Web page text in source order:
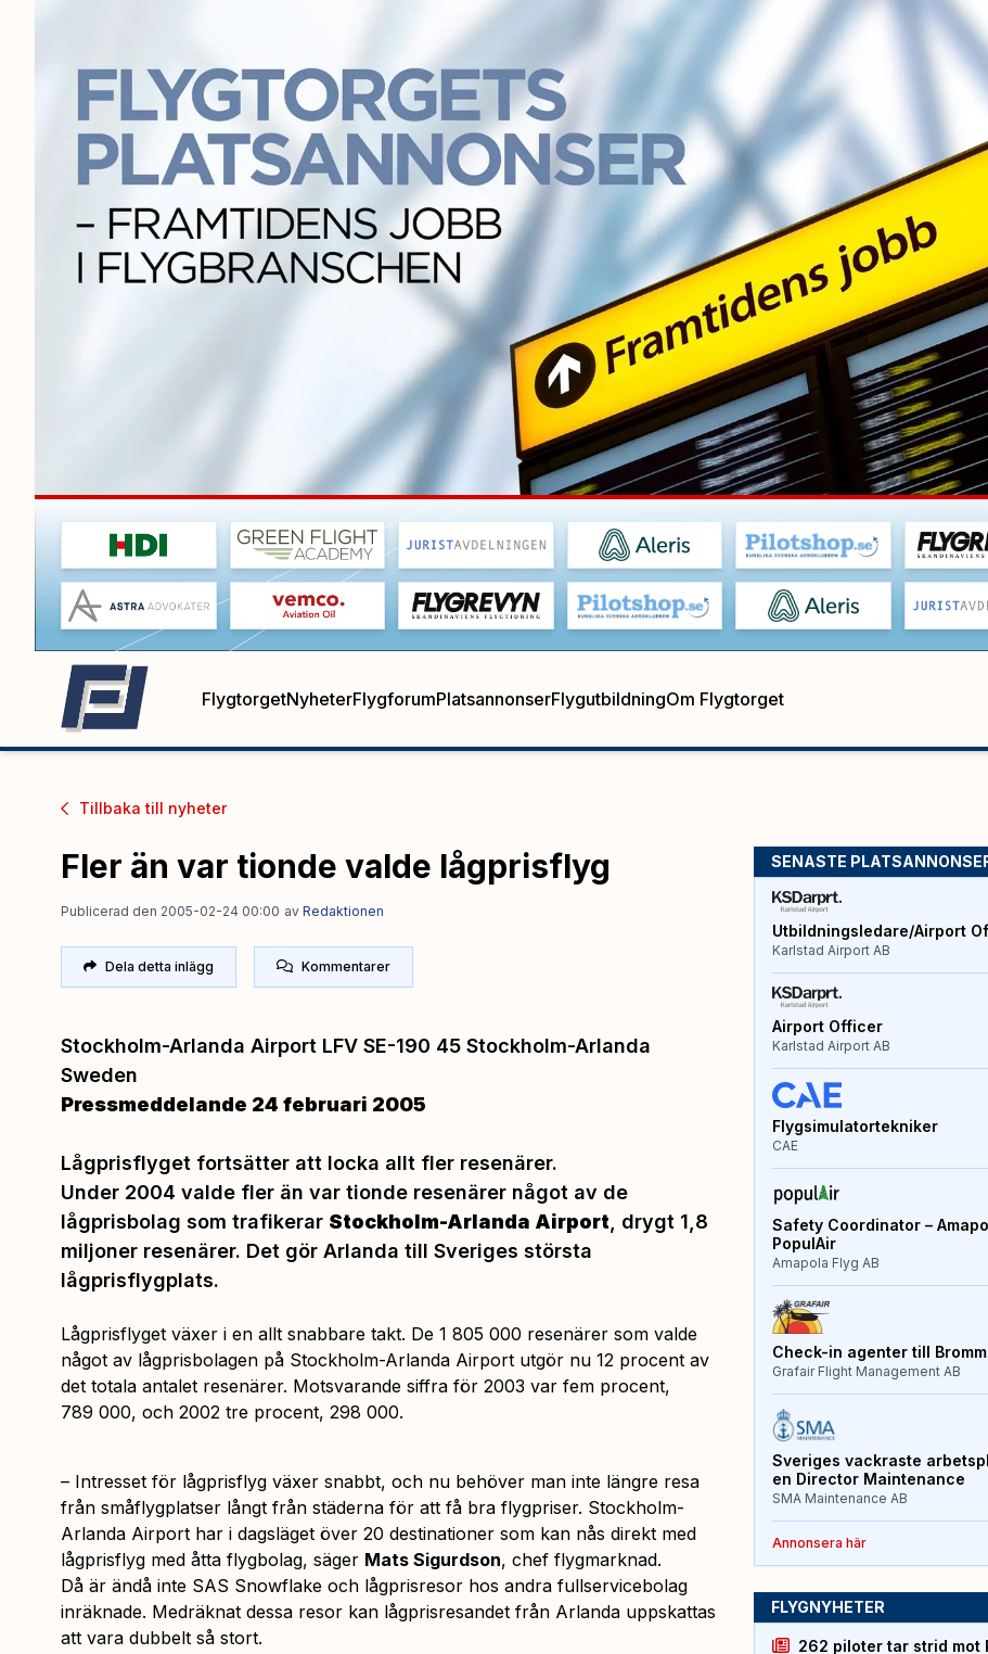
FlygtorgetNyheterFlygforumPlatsannonserFlygutbildningOm Flygtorget
Tillbaka till nyheter
Fler än var tionde valde lågprisflyg
Publicerad den 2005-02-24 00:00 av Redaktionen
Dela detta inlägg Kommentarer
Stockholm-Arlanda Airport LFV SE-190 45 Stockholm-Arlanda
Sweden
Pressmeddelande 24 februari 2005
Lågprisflyget fortsätter att locka allt fler resenärer.
Under 2004 valde fler än var tionde resenärer något av de
lågprisbolag som trafikerar Stockholm-Arlanda Airport , drygt 1,8
miljoner resenärer. Det gör Arlanda till Sveriges största
lågprisflygplats.
Lågprisflyget växer i en allt snabbare takt. De 1 805 000 resenärer som valde
något av lågprisbolagen på Stockholm-Arlanda Airport utgör nu 12 procent av
det totala antalet resenärer. Motsvarande siffra för 2003 var fem procent,
789 000, och 2002 tre procent, 298 000.
– Intresset för lågprisflyg växer snabbt, och nu behöver man inte längre resa
från småflygplatser långt från städerna för att få bra flygpriser. Stockholm-
Arlanda Airport har i dagsläget över 20 destinationer som kan nås direkt med
lågprisflyg med åtta flygbolag, säger Mats Sigurdson, chef flygmarknad.
Då är ändå inte SAS Snowflake och lågprisresor hos andra fullservicebolag
inräknade. Medräknat dessa resor kan lågprisresandet från Arlanda uppskattas
att vara dubbelt så stort.
SENASTE
Utbildningsledare/Airport
Karlstad Airport AB
Airport Officer
Karlstad Airport AB
Flygsimulatortekniker
CAE
Safety Coordinator –
PopulAir
Amapola Flyg AB
Check-in agenter till
Grafair Flight Management AB
Sveriges vackraste
en Director Maintenance
SMA Maintenance AB
Annonsera här
FLYGNYHETER
262 piloter tar strid mot